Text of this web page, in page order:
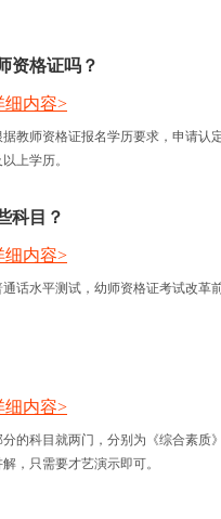
资格证吗？
教师资格证报名学历要求，申请认
上学历。
细内容>
科目？
话水平测试，幼师资格证考试改革
细内容>
的科目就两门，分别为《综合素质
，只需要才艺演示即可。
细内容>